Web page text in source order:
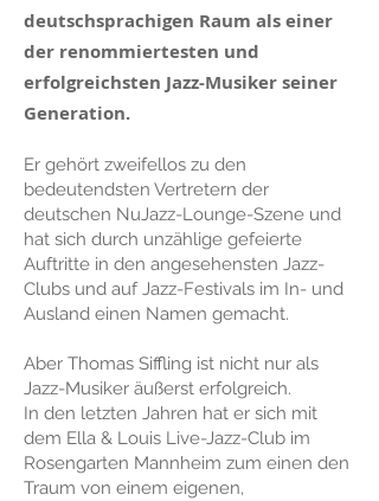
deutschsprachigen Raum als einer
der renommiertesten und
erfolgreichsten Jazz-Musiker seiner
Generation.
Er gehört zweifellos zu den
bedeutendsten Vertretern der
deutschen NuJazz-Lounge-Szene und
hat sich durch unzählige gefeierte
Auftritte in den angesehensten Jazz-
Clubs und auf Jazz-Festivals im In- und
Ausland einen Namen gemacht.
Aber Thomas Siffling ist nicht nur als
Jazz-Musiker äußerst erfolgreich.
In den letzten Jahren hat er sich mit
dem Ella & Louis Live-Jazz-Club im
Rosengarten Mannheim zum einen den
Traum von einem eigenen,